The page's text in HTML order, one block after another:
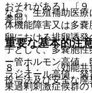
なお、生殖補助医
体機能障害又は多
卵における排卵誘発
子として、多嚢胞
ー管ホルモン高値
ラジオール高値、
巣過剰刺激症候群
おそれがある］〔
参照〕。
重要な基本的注
８．１． 〈効能共
投与法及び安全な廃